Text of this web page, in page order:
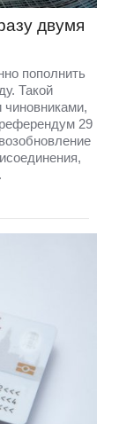
двумя
пополнить
Такой
чиновниками,
29